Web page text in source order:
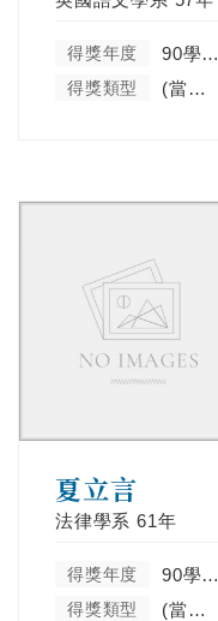
得獎年度 90學年度
得獎類型 (當學年度未分類)
夏立言
法律學系 61年
得獎年度 90學年度
得獎類型 (當學年度未分類)